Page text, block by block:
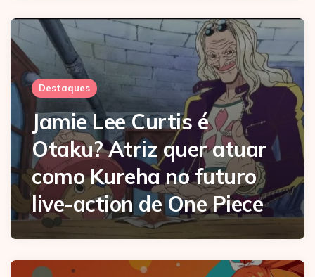
Destaques
Jamie Lee Curtis é
Otaku? Atriz quer atuar
como Kureha no futuro
live-action de One Piece